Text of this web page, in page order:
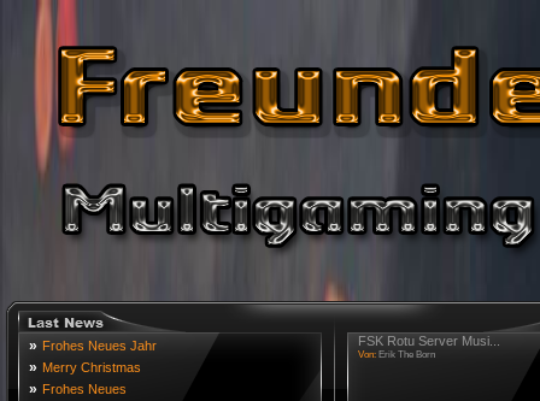
» Frohes Neues Jahr
» Merry Christmas
» Frohes Neues
FSK Rotu Server Musi...
Von: Erik The Born